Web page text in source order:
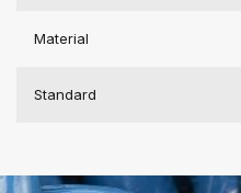
Material
Standard